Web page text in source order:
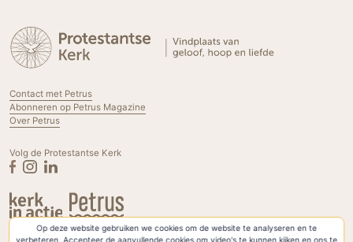
Op deze website gebruiken we cookies om de website te analyseren en te
verbeteren. Accepteer de aanvullende cookies om video's te kunnen kijken en ons te
Contact met Petrus
Abonneren op Petrus Magazine
Over Petrus
Volg de Protestantse Kerk
Privacyverklaring & Cookies